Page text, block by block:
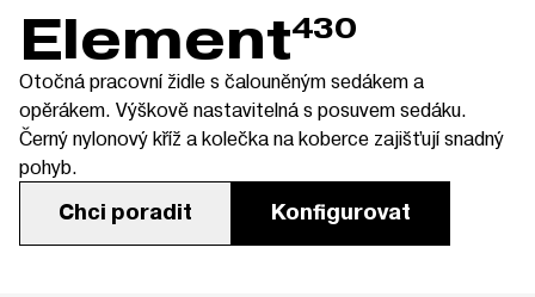
Element430
Otočná pracovní židle s čalouněným sedákem a
opěrákem. Výškově nastavitelná s posuvem sedáku.
Černý nylonový kříž a kolečka na koberce zajišťují snadný
pohyb.
Chci poradit Konfigurovat